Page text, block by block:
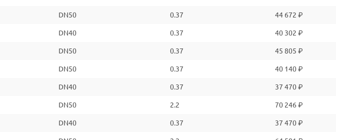
DN50 0.37 44 672 ₽
DN40 0.37 40 302 ₽
DN50 0.37 45 805 ₽
DN50 0.37 40 140 ₽
DN40 0.37 37 470 ₽
DN50 2.2 70 246 ₽
DN40 0.37 37 470 ₽